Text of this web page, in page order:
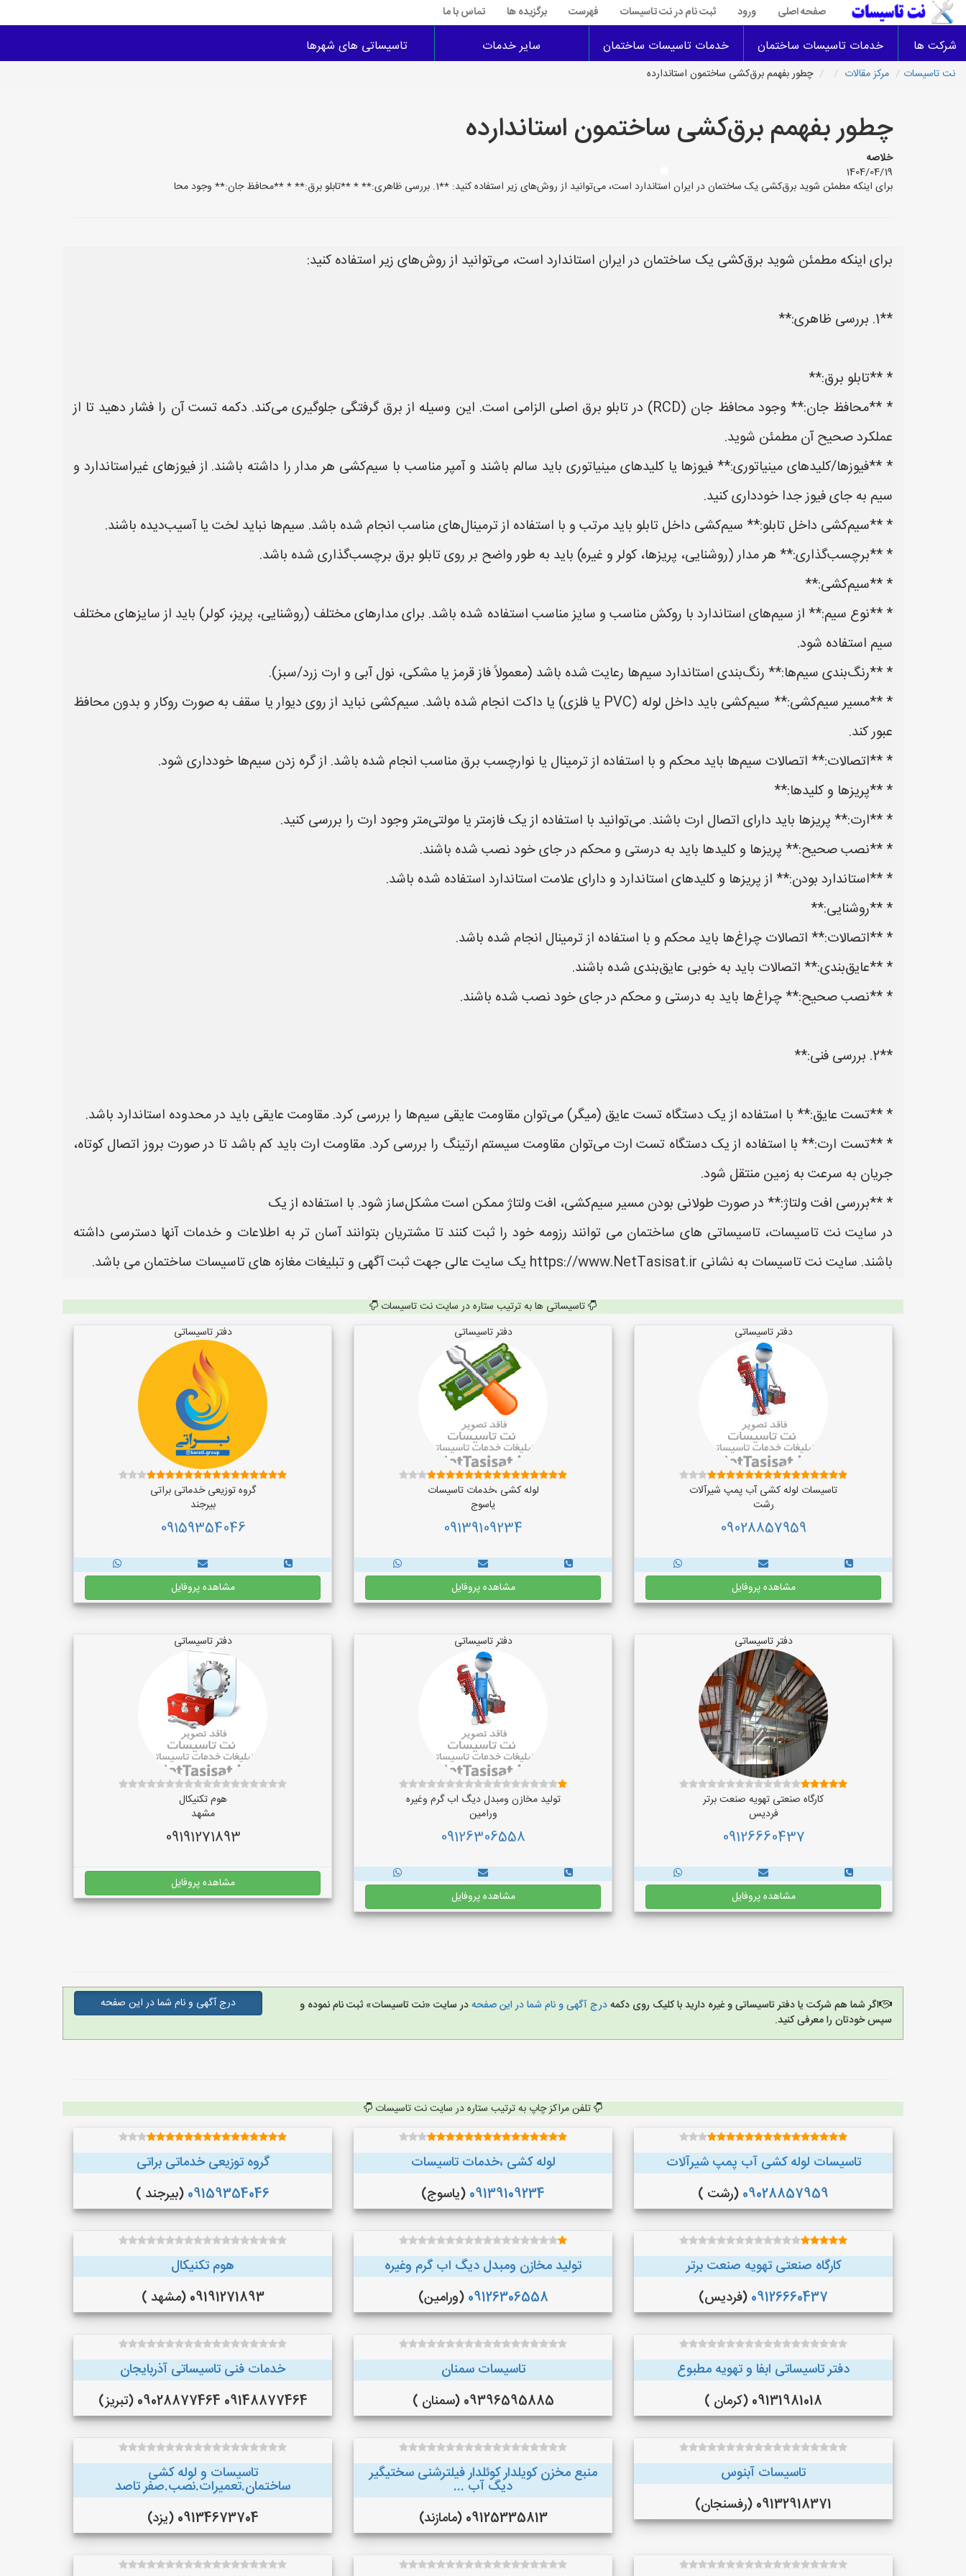
صفحه اصلی ورود ثبت نام در نت تاسیسات فهرست برگزیده ها تماس با ما
شرکت ها خدمات تاسیسات ساختمان خدمات تاسیسات ساختمان سایر خدمات تاسیساتی های شهرها
نت تاسیسات مرکز مقالات چطور بفهمم برق‌کشی ساختمون استاندارده
چطور بفهمم برق‌کشی ساختمون استاندارده
خلاصه
1404/04/19
برای اینکه مطمئن شوید برق‌کشی یک ساختمان در ایران استاندارد است، می‌توانید از روش‌های زیر استفاده کنید: **1. بررسی ظاهری:** * **تابلو برق:** * **محافظ جان:** وجود محا
برای اینکه مطمئن شوید برق‌کشی یک ساختمان در ایران استاندارد است، می‌توانید از روش‌های زیر استفاده کنید:
**1. بررسی ظاهری:**
* **تابلو برق:**
* **محافظ جان:** وجود محافظ جان (RCD) در تابلو برق اصلی الزامی است. این وسیله از برق گرفتگی جلوگیری می‌کند. دکمه تست آن را فشار دهید تا از
عملکرد صحیح آن مطمئن شوید.
* **فیوزها/کلیدهای مینیاتوری:** فیوزها یا کلیدهای مینیاتوری باید سالم باشند و آمپر مناسب با سیم‌کشی هر مدار را داشته باشند. از فیوزهای غیراستاندارد و
سیم به جای فیوز جدا خودداری کنید.
* **سیم‌کشی داخل تابلو:** سیم‌کشی داخل تابلو باید مرتب و با استفاده از ترمینال‌های مناسب انجام شده باشد. سیم‌ها نباید لخت یا آسیب‌دیده باشند.
* **برچسب‌گذاری:** هر مدار (روشنایی، پریزها، کولر و غیره) باید به طور واضح بر روی تابلو برق برچسب‌گذاری شده باشد.
* **سیم‌کشی:**
* **نوع سیم:** از سیم‌های استاندارد با روکش مناسب و سایز مناسب استفاده شده باشد. برای مدارهای مختلف (روشنایی، پریز، کولر) باید از سایزهای مختلف
سیم استفاده شود.
* **رنگ‌بندی سیم‌ها:** رنگ‌بندی استاندارد سیم‌ها رعایت شده باشد (معمولاً فاز قرمز یا مشکی، نول آبی و ارت زرد/سبز).
* **مسیر سیم‌کشی:** سیم‌کشی باید داخل لوله (PVC یا فلزی) یا داکت انجام شده باشد. سیم‌کشی نباید از روی دیوار یا سقف به صورت روکار و بدون محافظ
عبور کند.
* **اتصالات:** اتصالات سیم‌ها باید محکم و با استفاده از ترمینال یا نوارچسب برق مناسب انجام شده باشد. از گره زدن سیم‌ها خودداری شود.
* **پریزها و کلیدها:**
* **ارت:** پریزها باید دارای اتصال ارت باشند. می‌توانید با استفاده از یک فازمتر یا مولتی‌متر وجود ارت را بررسی کنید.
* **نصب صحیح:** پریزها و کلیدها باید به درستی و محکم در جای خود نصب شده باشند.
* **استاندارد بودن:** از پریزها و کلیدهای استاندارد و دارای علامت استاندارد استفاده شده باشد.
* **روشنایی:**
* **اتصالات:** اتصالات چراغ‌ها باید محکم و با استفاده از ترمینال انجام شده باشد.
* **عایق‌بندی:** اتصالات باید به خوبی عایق‌بندی شده باشند.
* **نصب صحیح:** چراغ‌ها باید به درستی و محکم در جای خود نصب شده باشند.
**2. بررسی فنی:**
* **تست عایق:** با استفاده از یک دستگاه تست عایق (میگر) می‌توان مقاومت عایقی سیم‌ها را بررسی کرد. مقاومت عایقی باید در محدوده استاندارد باشد.
* **تست ارت:** با استفاده از یک دستگاه تست ارت می‌توان مقاومت سیستم ارتینگ را بررسی کرد. مقاومت ارت باید کم باشد تا در صورت بروز اتصال کوتاه،
جریان به سرعت به زمین منتقل شود.
* **بررسی افت ولتاژ:** در صورت طولانی بودن مسیر سیم‌کشی، افت ولتاژ ممکن است مشکل‌ساز شود. با استفاده از یک
در سایت نت تاسیسات، تاسیساتی های ساختمان می توانند رزومه خود را ثبت کنند تا مشتریان بتوانند آسان تر به اطلاعات و خدمات آنها دسترسی داشته
باشند. سایت نت تاسیسات به نشانی https://www.NetTasisat.ir یک سایت عالی جهت ثبت آگهی و تبلیغات مغازه های تاسیسات ساختمان می باشد.
تاسیساتی ها به ترتیب ستاره در سایت نت تاسیسات
دفتر تاسیساتی
تاسیسات لوله کشی آب پمپ شیرآلات
رشت
09028857959
مشاهده پروفایل
دفتر تاسیساتی
لوله کشی ،خدمات تاسیسات
یاسوج
09139109234
مشاهده پروفایل
دفتر تاسیساتی
گروه توزیعی خدماتی براتی
بیرجند
09159354046
مشاهده پروفایل
دفتر تاسیساتی
کارگاه صنعتی تهویه صنعت برتر
فردیس
09126660437
مشاهده پروفایل
دفتر تاسیساتی
تولید مخازن ومبدل دیگ اب گرم وغیره
ورامین
09126306558
مشاهده پروفایل
دفتر تاسیساتی
هوم تکنیکال
مشهد
09191271893
مشاهده پروفایل
اگر شما هم شرکت یا دفتر تاسیساتی و غیره دارید با کلیک روی دکمهدرج آگهی و نام شما در این صفحهدر سایت «نت تاسیسات» ثبت نام نموده و
سپس خودتان را معرفی کنید.
درج آگهی و نام شما در این صفحه
تلفن مراکز چاپ به ترتیب ستاره در سایت نت تاسیسات
تاسیسات لوله کشی آب پمپ شیرآلات
09028857959 (رشت )
لوله کشی ،خدمات تاسیسات
09139109234 (یاسوج)
گروه توزیعی خدماتی براتی
09159354046 (بیرجند )
کارگاه صنعتی تهویه صنعت برتر
09126660437 (فردیس)
تولید مخازن ومبدل دیگ اب گرم وغیره
09126306558 (ورامین)
هوم تکنیکال
09191271893 (مشهد )
دفتر تاسیساتی ابفا و تهویه مطبوع
09131981018 (کرمان )
تاسیسات سمنان
09396595885 (سمنان )
خدمات فنی تاسیساتی آذربایجان
09148877464 09028877464 (تبریز)
تاسيسات آبنوس
09132918371 (رفسنجان)
منبع مخزن کویلدار کوئلدار فیلترشنی سختیگیر
دیگ آب ...
09125335813 (مامازند)
تاسیسات و لوله کشی
ساختمان.تعمیرات.نصب.صفر تاصد
09134673704 (یزد)